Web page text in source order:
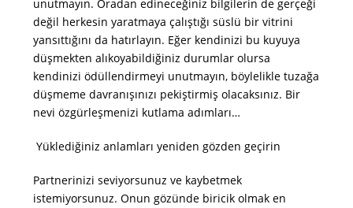
unutmayın. Oradan edineceğiniz bilgilerin de gerçeği
değil herkesin yaratmaya çalıştığı süslü bir vitrini
yansıttığını da hatırlayın. Eğer kendinizi bu kuyuya
düşmekten alıkoyabildiğiniz durumlar olursa
kendinizi ödüllendirmeyi unutmayın, böylelikle tuzağa
düşmeme davranışınızı pekiştirmiş olacaksınız. Bir
nevi özgürleşmenizi kutlama adımları…
Yüklediğiniz anlamları yeniden gözden geçirin
Partnerinizi seviyorsunuz ve kaybetmek
istemiyorsunuz. Onun gözünde biricik olmak en